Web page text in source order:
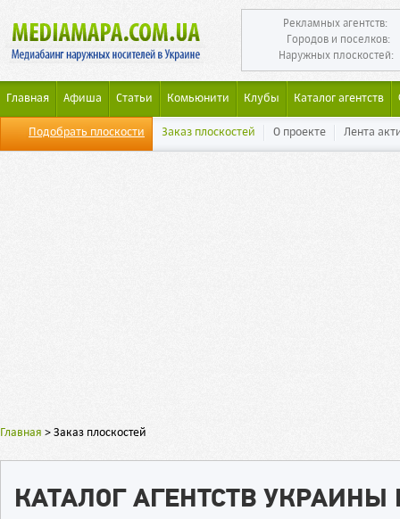
Рекламных агентств:
Городов и поселков:
Наружных плоскостей:
Главная Афиша Статьи Комьюнити Клубы Каталог агентств
Подобрать плоскости Заказ плоскостей О проекте Лента
Главная > Заказ плоскостей
КАТАЛОГ АГЕНТСТВ